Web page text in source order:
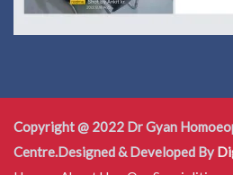
Copyright @ 2022 Dr Gyan
Centre.Designed & Developed By